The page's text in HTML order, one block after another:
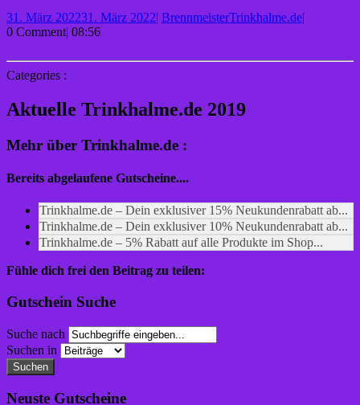
31. März 202231. März 2022| BrennmeisterTrinkhalme.de|
0 Comment| 08:56
Categories :
Aktuelle Trinkhalme.de 2019
Mehr über Trinkhalme.de :
Bereits abgelaufene Gutscheine....
Trinkhalme.de – Dein exklusiver 15% Neukundenrabatt ab...
Trinkhalme.de – Dein exklusiver 10% Neukundenrabatt ab...
Trinkhalme.de – 5% Rabatt auf alle Produkte im Shop...
Fühle dich frei den Beitrag zu teilen:
Gutschein Suche
Suche nach
Suchen in
Suchen
Neuste Gutscheine